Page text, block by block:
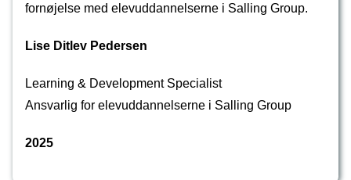
fornøjelse med elevuddannelserne i Salling Group.
Lise Ditlev Pedersen
Learning & Development Specialist
Ansvarlig for elevuddannelserne i Salling Group
2025